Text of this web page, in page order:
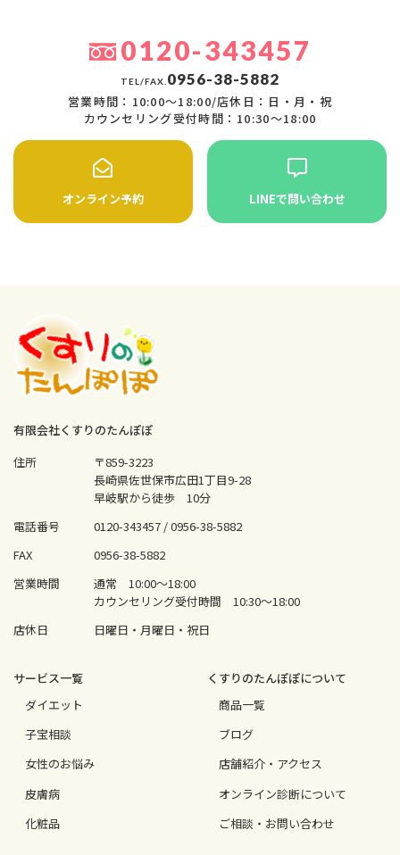
0120-343457
TEL/FAX. 0956-38-5882
営業時間：10:00〜18:00/店休日：日・月・祝
カウンセリング受付時間：10:30〜18:00
オンライン予約 LINEで問い合わせ
有限会社くすりのたんぽぽ
住所
〒859-3223
長崎県佐世保市広田1丁目9-28
早岐駅から徒歩 10分
電話番号
0120-343457 /0956-38-5882
FAX
0956-38-5882
営業時間
通常 10:00〜18:00
カウンセリング受付時間 10:30〜18:00
店休日
日曜日・月曜日・祝日
サービス⼀覧
ダイエット
⼦宝相談
⼥性のお悩み
⽪膚病
化粧品
くすりのたんぽぽについて
商品一覧
ブログ
店舗紹介・アクセス
オンライン診断について
ご相談・お問い合わせ